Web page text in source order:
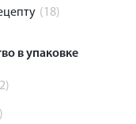
(18)
в упаковке